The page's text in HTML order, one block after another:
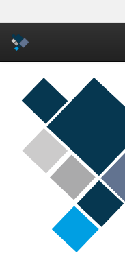
Skip
navigation